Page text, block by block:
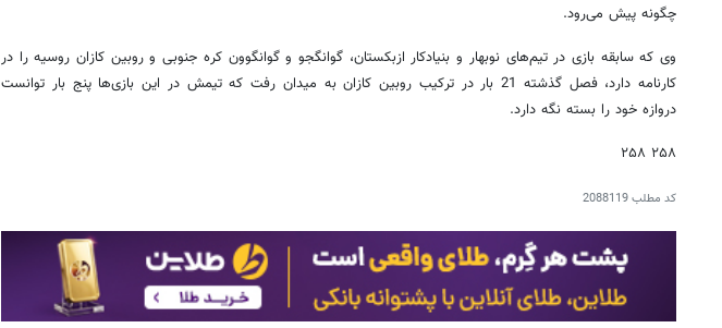
چگونه پیش می‌رود.
وی که سابقه بازی در تیم‌های نوبهار و بنیادکار ازبکستان، گوانگجو و گوانگوون کره جنوبی و روبین کازان روسیه را در
کارنامه دارد، فصل گذشته 21 بار در ترکیب روبین کازان به میدان رفت که تیمش در این بازی‌ها پنج بار توانست
دروازه خود را بسته نگه دارد.
۲۵۸ ۲۵۸
کد مطلب2088119